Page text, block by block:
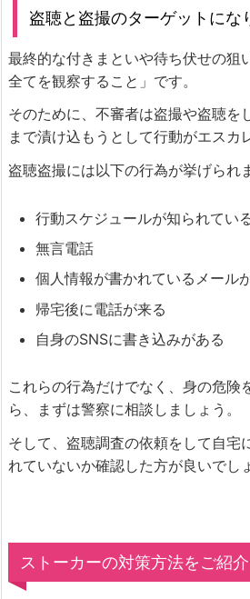
盗聴と盗撮のターゲットにな
最終的な付きまといや待ち伏せの狙
全てを観察すること」です。
そのために、不審者は盗撮や盗聴を
まで漬け込もうとして行動がエスカ
盗聴盗撮には以下の行為が挙げられ
行動スケジュールが知られてい
無言電話
個人情報が書かれているメール
帰宅後に電話が来る
自身のSNSに書き込みがある
これらの行為だけでなく、身の危険
ら、まずは警察に相談しましょう。
そして、盗聴調査の依頼をして自宅
れていないか確認した方が良いでし
ストーカーの対策方法をご紹介